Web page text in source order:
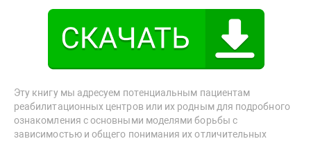
Эту книгу мы адресуем потенциальным пациентам
реабилитационных центров или их родным для подробного
ознакомления с основными моделями борьбы с
зависимостью и общего понимания их отличительных